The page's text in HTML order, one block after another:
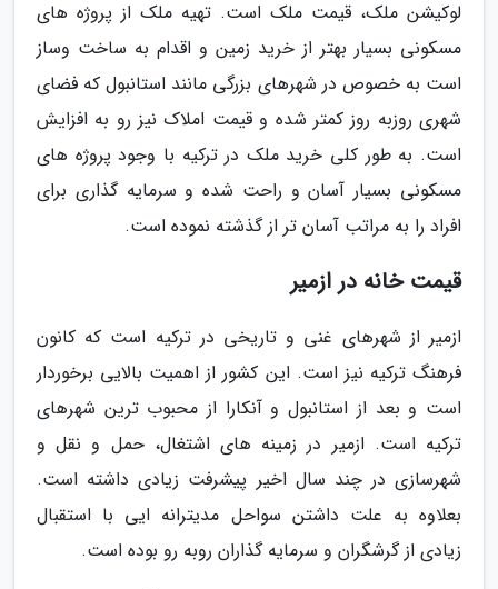
لوکیشن ملک، قیمت ملک است. تهیه ملک از پروژه های
مسکونی بسیار بهتر از خرید زمین و اقدام به ساخت وساز
است به خصوص در شهرهای بزرگی مانند استانبول که فضای
شهری روزبه روز کمتر شده و قیمت املاک نیز رو به افزایش
است. به طور کلی خرید ملک در ترکیه با وجود پروژه های
مسکونی بسیار آسان و راحت شده و سرمایه گذاری برای
افراد را به مراتب آسان تر از گذشته نموده است.
قیمت خانه در ازمیر
ازمیر از شهرهای غنی و تاریخی در ترکیه است که کانون
فرهنگ ترکیه نیز است. این کشور از اهمیت بالایی برخوردار
است و بعد از استانبول و آنکارا از محبوب ترین شهرهای
ترکیه است. ازمیر در زمینه های اشتغال، حمل و نقل و
شهرسازی در چند سال اخیر پیشرفت زیادی داشته است.
بعلاوه به علت داشتن سواحل مدیترانه ایی با استقبال
زیادی از گرشگران و سرمایه گذاران روبه رو بوده است.